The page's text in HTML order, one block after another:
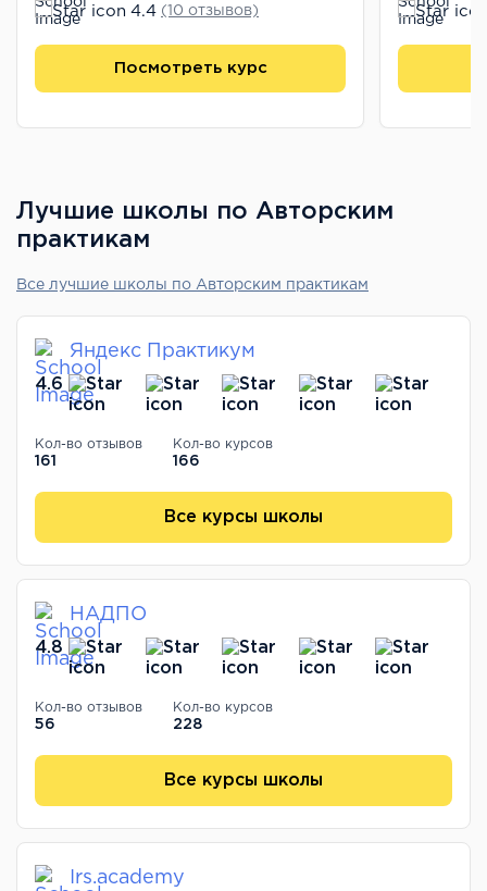
4.4 (10 отзывов)
Посмотреть курс
Лучшие школы по Авторским
практикам
Все лучшие школы по Авторским практикам
Яндекс Практикум
4.6
Кол-во отзывов
161
Кол-во курсов
166
Все курсы школы
НАДПО
4.8
Кол-во отзывов
56
Кол-во курсов
228
Все курсы школы
Irs.academy